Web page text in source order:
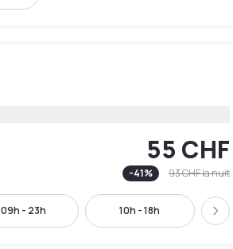
55 CHF
-41% 93 CHFla nuit
09h - 23h 10h - 18h